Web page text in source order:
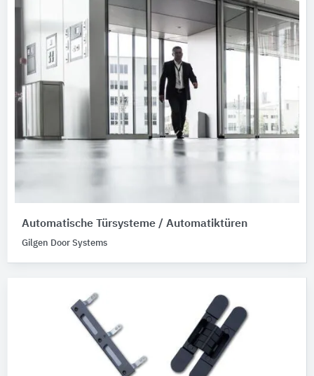
Automatische Türsysteme / Automatiktüren
Gilgen Door Systems